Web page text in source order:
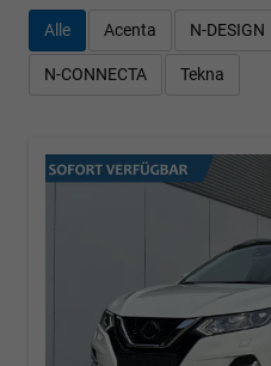
Alle Acenta N-DESIGN
N-CONNECTA Tekna